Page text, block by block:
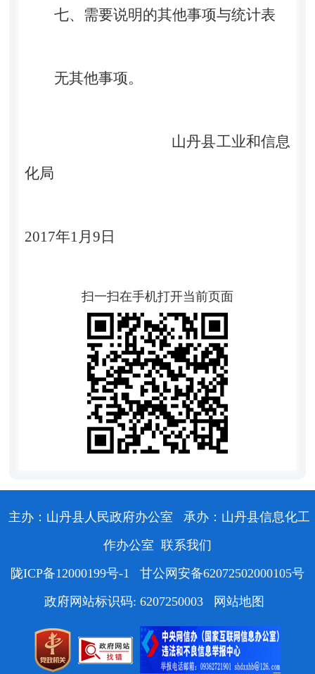
七、需要说明的其他事项与统计表
无其他事项。
山丹县工业和信息
化局
2017年1 月 9 日
扫一扫在手机打开当前页面
主办：山丹县人民政府办公室
承办：山丹县信息化工
作办公室 联系我们
陇ICP备12000199号-1
甘公网安备62072502000105号
政府网站标识码: 6207250003
网站地图